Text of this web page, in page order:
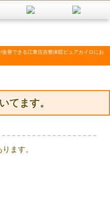
善できる江東住吉整体院ピュアカイロにお
てます。
ます。